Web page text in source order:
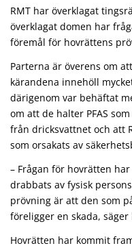
RMT har överklagat
överklagat domen har
föremål för hovrättens
Parterna är överens om
kärandena innehöll
därigenom var behäftat
om att de halter PFAS
från dricksvattnet och att
som orsakats av
– Frågan för hovrätten
drabbats av fysisk
prövning är att den som
föreligger en skada,
Hovrätten har kommit